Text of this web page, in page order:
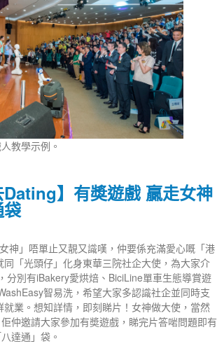
教學示例。
Dating】有奬遊戲 贏走女神
神」唔單止又靚又識嘆，仲要係充滿愛心嘅「港
同「光頭仔」化身東華三院社企大使，為大家介
分別有iBakery愛烘焙、BiciLine單車生態導賞遊
智易洗，希望大家多認識社企並同時支
業。想知詳情，即刻睇片！女神做大使，當然
仲邀請大家參加有奬遊戲，睇完片答啱問題即有
達通」袋。